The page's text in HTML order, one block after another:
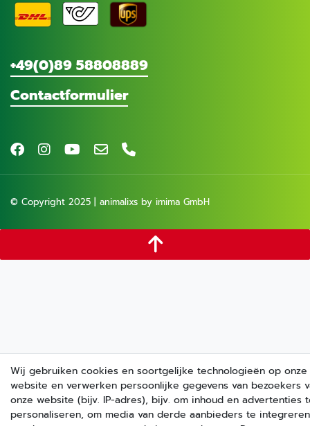
+49(0)89 58808889
Contactformulier
© Copyright 2025 | animalixs by imima GmbH
Wij gebruiken cookies en soortgelijke technologieën op onze
website en verwerken persoonlijke gegevens van bezoekers
onze website (bijv. IP-adres), bijv. om inhoud en advertenties
personaliseren, om media van derde aanbieders te